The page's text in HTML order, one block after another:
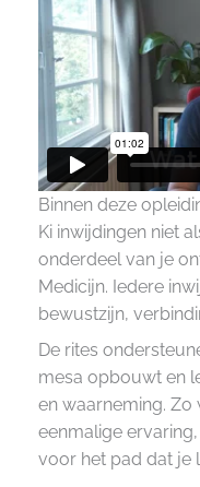
Binnen deze
Ki inwijdingen niet
onderdeel van je
Medicijn. Iedere
bewustzijn,
De rites
mesa opbouwt en
en waarneming. Zo
eenmalige
voor het pad dat je